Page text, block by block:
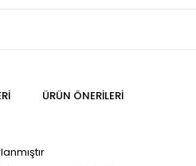
ÜRÜN ÖNERILERI